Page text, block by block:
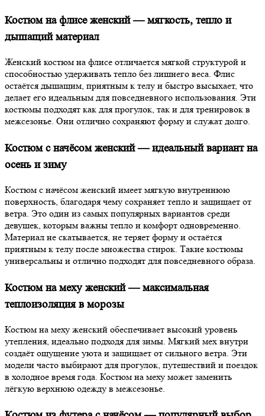
Костюм на флисе женский — мягкость, тепло и
дышащий материал
Женский костюм на флисе отличается мягкой структурой и
способностью удерживать тепло без лишнего веса. Флис
остаётся дышащим, приятным к телу и быстро высыхает, что
делает его идеальным для повседневного использования. Эти
костюмы подходят как для прогулок, так и для тренировок в
межсезонье. Они отлично сохраняют форму и служат долго.
Костюм с начёсом женский — идеальный вариант на
осень и зиму
Костюм с начёсом женский имеет мягкую внутреннюю
поверхность, благодаря чему сохраняет тепло и защищает от
ветра. Это один из самых популярных вариантов среди
девушек, которым важны тепло и комфорт одновременно.
Материал не скатывается, не теряет форму и остаётся
приятным к телу после множества стирок. Такие костюмы
универсальны и отлично подходят для повседневного образа.
Костюм на меху женский — максимальная
теплоизоляция в морозы
Костюм на меху женский обеспечивает высокий уровень
утепления, идеально подходя для зимы. Мягкий мех внутри
создаёт ощущение уюта и защищает от сильного ветра. Эти
модели часто выбирают для прогулок, путешествий и поездок
в холодное время года. Костюм на меху может заменить
лёгкую верхнюю одежду в межсезонье.